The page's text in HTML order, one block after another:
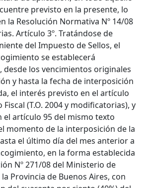
previsto en la presente, lo
la Resolución Normativa Nº 14/08
Artículo 3º. Tratándose de
del Impuesto de Sellos, el
se establecerá
desde los vencimientos originales
y hasta la fecha de interposición
el interés previsto en el artículo
Fiscal (T.O. 2004 y modificatorias), y
el artículo 95 del mismo texto
momento de la interposición de la
el último día del mes anterior a
en la forma establecida
Nº 271/08 del Ministerio de
Provincia de Buenos Aires, con